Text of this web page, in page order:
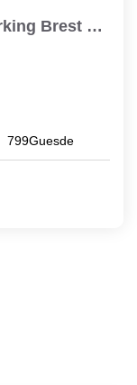
T6 Refait À Neuf Ascenseur Parking Brest Saint Michel
799Guesde